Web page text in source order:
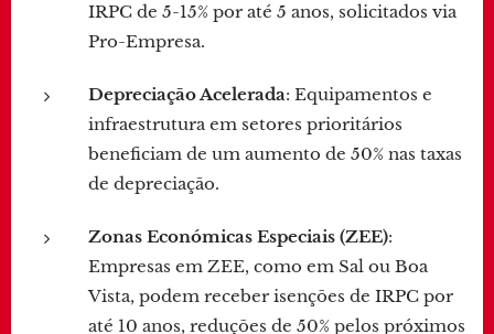
IRPC de 5-15% por até 5 anos, solicitados via
Pro-Empresa.
Depreciação Acelerada: Equipamentos e
infraestrutura em setores prioritários
beneficiam de um aumento de 50% nas taxas
de depreciação.
Zonas Económicas Especiais (ZEE):
Empresas em ZEE, como em Sal ou Boa
Vista, podem receber isenções de IRPC por
até 10 anos, reduções de 50% pelos próximos